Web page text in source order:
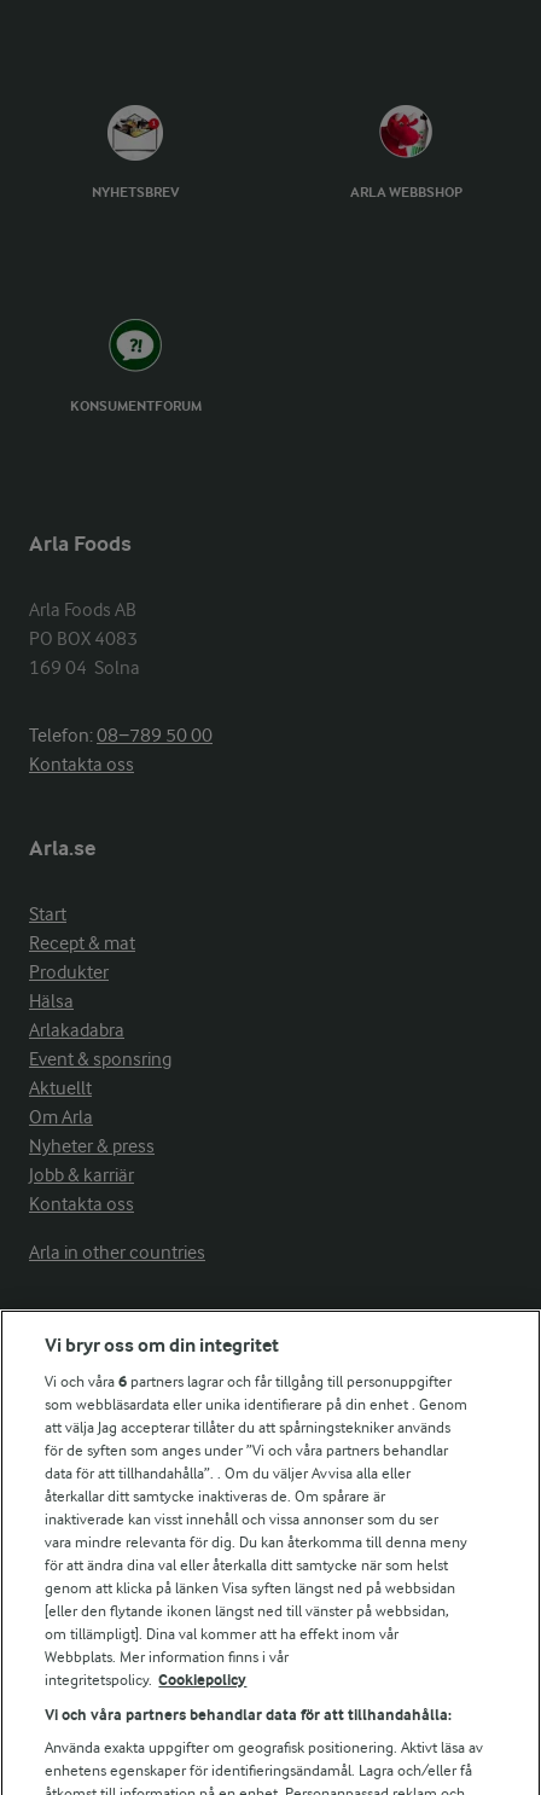
NYHETSBREV ARLA WEBBSHOP
KONSUMENTFORUM
Arla Foods
Arla Foods AB
PO BOX 4083
169 04  Solna
Telefon:08−789 50 00
Kontakta oss
Arla.se
Start
Recept & mat
Produkter
Hälsa
Arlakadabra
Event & sponsring
Aktuellt
Om Arla
Nyheter & press
Jobb & karriär
Kontakta oss
Arla in other countries
Fler Arlasajter
För ägare
Arlas kundportal
Arla.com
Falbygdens Ost
Arla webbshop
Bildbank
Följ oss
Vi bryr oss om din integritet
Vi och våra6 partners lagrar och får tillgång till personuppgifter
som webbläsardata eller unika identifierare på din enhet . Genom
att välja Jag accepterar tillåter du att spårningstekniker används
för de syften som anges under ”Vi och våra partners behandlar
data för att tillhandahålla”. . Om du väljer Avvisa alla eller
återkallar ditt samtycke inaktiveras de. Om spårare är
inaktiverade kan visst innehåll och vissa annonser som du ser
vara mindre relevanta för dig. Du kan återkomma till denna meny
för att ändra dina val eller återkalla ditt samtycke när som helst
genom att klicka på länken Visa syften längst ned på webbsidan
[eller den flytande ikonen längst ned till vänster på webbsidan,
om tillämpligt]. Dina val kommer att ha effekt inom vår
Webbplats. Mer information finns i vår
integritetspolicy. Cookiepolicy
Vi och våra partners behandlar data för att tillhandahålla:
Använda exakta uppgifter om geografisk positionering. Aktivt läsa av
enhetens egenskaper för identifieringsändamål. Lagra och/eller få